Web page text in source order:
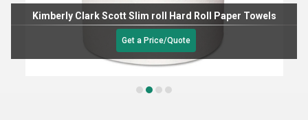
Kimberly Clark Scott Slim roll Hard Roll Paper Towels
Get a Price/Quote